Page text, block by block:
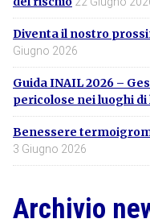
Diventa il nostro
Giugno 2026
Guida INAIL 2026 –
pericolose nei luoghi di
Benessere
3 Giugno 2026
Archivio